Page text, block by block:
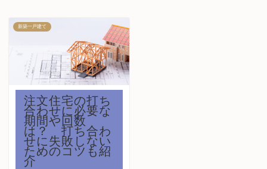
新築一戸建て
注文住宅の打ち
合わせに必要な
期間や回数
は？ 打ち合わ
せに失敗しない
ためのコツも紹
介